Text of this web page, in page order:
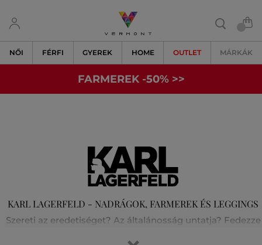
NŐI FÉRFI GYEREK HOME OUTLET MÁRKÁK
FARMEREK -50% >>
KARL LAGERFELD - NADRÁGOK, FARMEREK ÉS LEGGINGS
Szereti az eredetiséget? Az általánosság untatja? Fedezze